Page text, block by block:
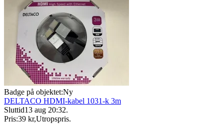
Badge på objektet:Ny
DELTACO HDMI-kabel 1031-k 3m
Sluttid13 aug 20:32.
Pris:39 kr,Utropspris.